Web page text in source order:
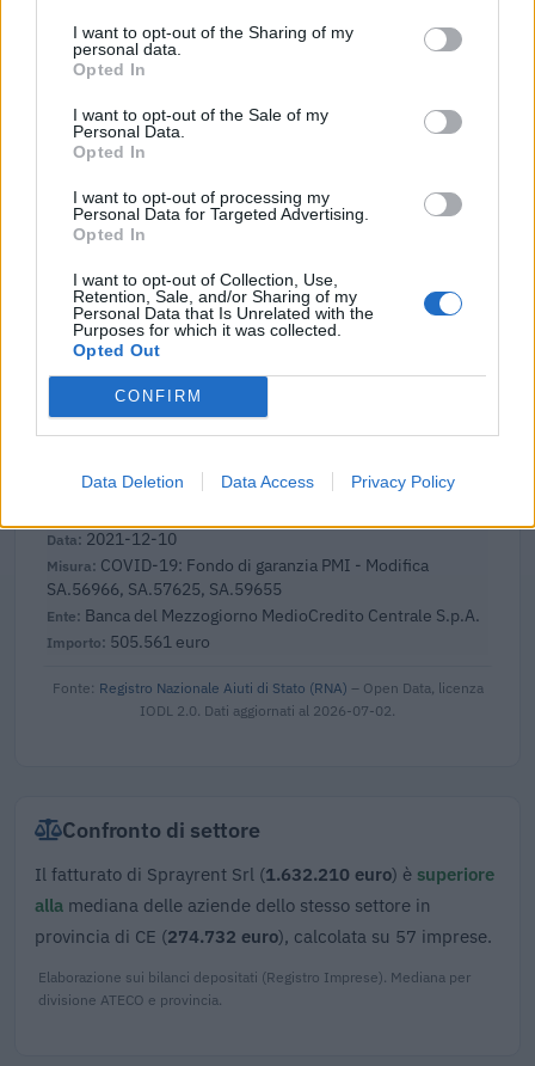
I want to opt-out of the Sharing of my
personal data.
Opted In
I want to opt-out of the Sale of my
Personal Data.
Opted In
I want to opt-out of processing my
Personal Data for Targeted Advertising.
Opted In
I want to opt-out of Collection, Use,
Retention, Sale, and/or Sharing of my
Personal Data that Is Unrelated with the
Purposes for which it was collected.
Opted Out
CONFIRM
Data Deletion Data Access Privacy Policy
2023-05-30
Contributo a fondo perduto [e modifiche ai sensi
della decisione SA. 62668 e decisione C(2022) 171 final)
SA 101076)
agenzia delle entrate
2.224 euro
2023-04-19
esenzioni fiscali e crediti d'imposta adottati a
COVID-19 [con mo
agenzia delle entrate
1.650 euro
2022-11-15
Agevolazione contributiva per l'occupazione in aree
svantaggiate - Decontribuzione Sud (art. 27 D.L. 104/2020)
4.126 euro
2021-12-10
COVID-19: Fondo di garanzia PMI - Modifica
SA.56966, SA.57625, SA.59655
Banca del Mezzogiorno MedioCredito Centrale S.p.A.
505.561 euro
Fonte: Registro Nazionale Aiuti di Stato (RNA) – Open Data, licenza
IODL 2.0. Dati aggiornati al 2026-07-02.
Confronto di settore
Il fatturato di Sprayrent Srl (1.632.210 euro) è superiore
alla mediana delle aziende dello stesso settore in
provincia di CE (274.732 euro), calcolata su 57 imprese.
Elaborazione sui bilanci depositati (Registro Imprese). Mediana per
divisione ATECO e provincia.